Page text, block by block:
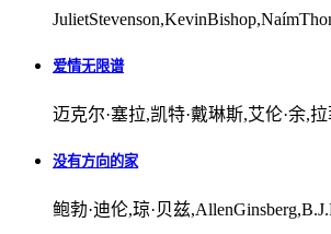
爱情无限谱
迈克尔·塞拉,凯特·戴琳斯,艾伦·余,
没有方向的家
鲍勃·迪伦,琼·贝兹